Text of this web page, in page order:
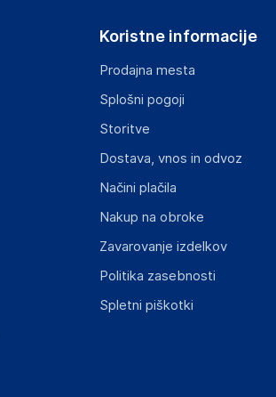
Koristne informacije
Prodajna mesta
Splošni pogoji
Storitve
Dostava, vnos in odvoz
Načini plačila
Nakup na obroke
Zavarovanje izdelkov
Politika zasebnosti
Spletni piškotki